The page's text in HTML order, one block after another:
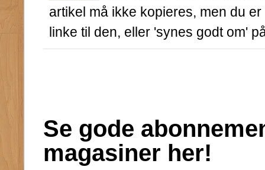
artikel må ikke kopieres, men du
linke til den, eller 'synes godt om'
Se gode
magasiner her!